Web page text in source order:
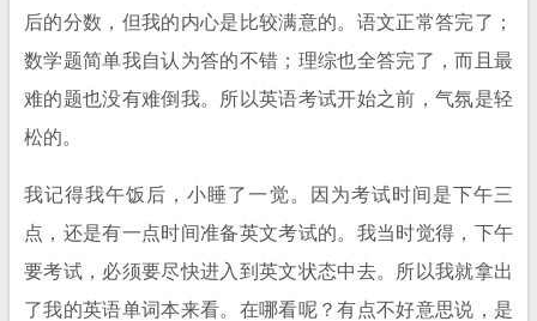
后的分数，但我的内心是比较满意的。语文正常答完了；
数学题简单我自认为答的不错；理综也全答完了，而且最
难的题也没有难倒我。所以英语考试开始之前，气氛是轻
松的。
我记得我午饭后，小睡了一觉。因为考试时间是下午三
点，还是有一点时间准备英文考试的。我当时觉得，下午
要考试，必须要尽快进入到英文状态中去。所以我就拿出
了我的英语单词本来看。在哪看呢？有点不好意思说，是